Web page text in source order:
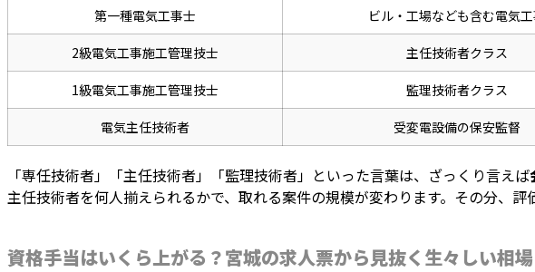
第一種電気工事士 ビル・工場なども含む電気
2級電気工事施工管理技士 主任技術者クラス
1級電気工事施工管理技士 監理技術者クラス
電気主任技術者 受変電設備の保安監督
「専任技術者」「主任技術者」「監理技術者」といった言葉は、ざっくり言えば
主任技術者を何人揃えられるかで、取れる案件の規模が変わります。その分、評
資格手当はいくら上がる？宮城の求人票から見抜く生々しい相